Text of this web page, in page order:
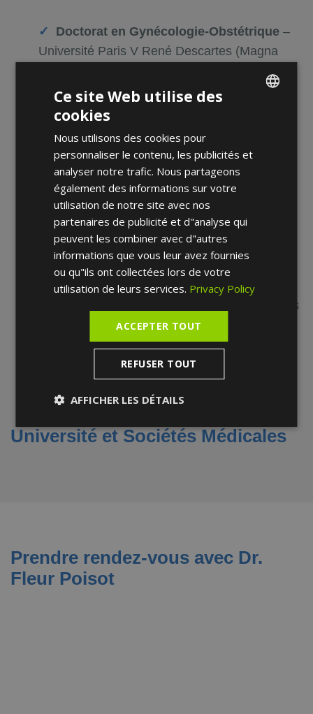
Doctorat en Gynécologie-Obstétrique –
Université Paris V René Descartes (Magna
Fellowship en Chirurgie et
Endocrinologie de la Reproduction
Diplôme de Docteur en Médecine
Université Victor Segalen, Bordeaux
Internat en Gynécologie-Obstétrique
Assistance Publique - Hôpitaux de Paris (AP-
HP)
Diplôme de Chirurgie Endoscopique
– Université d'Auvergne
Diplômée en Médecine Périnatale et
– Universités Paris
DIU d'Échographie en Gynécologie,
Obstétrique et Fertilité– Université de
Versailles Saint-Quentin-en-Yvelines
Université et Sociétés Médicales
Prendre rendez-vous avec Dr.
Fleur Poisot
Ce site Web utilise des
cookies
Nous utilisons des cookies pour
personnaliser le contenu, les publicités et
analyser notre trafic. Nous partageons
également des informations sur votre
utilisation de notre site avec nos
partenaires de publicité et d"analyse qui
peuvent les combiner avec d"autres
informations que vous leur avez fournies
ou qu"ils ont collectées lors de votre
utilisation de leurs services. Privacy Policy
ACCEPTER TOUT
REFUSER TOUT
AFFICHER LES DÉTAILS